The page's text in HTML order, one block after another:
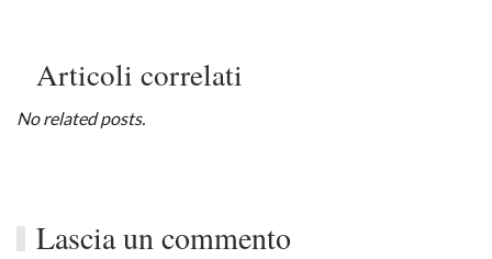
Articoli correlati
No related posts.
Lascia un commento